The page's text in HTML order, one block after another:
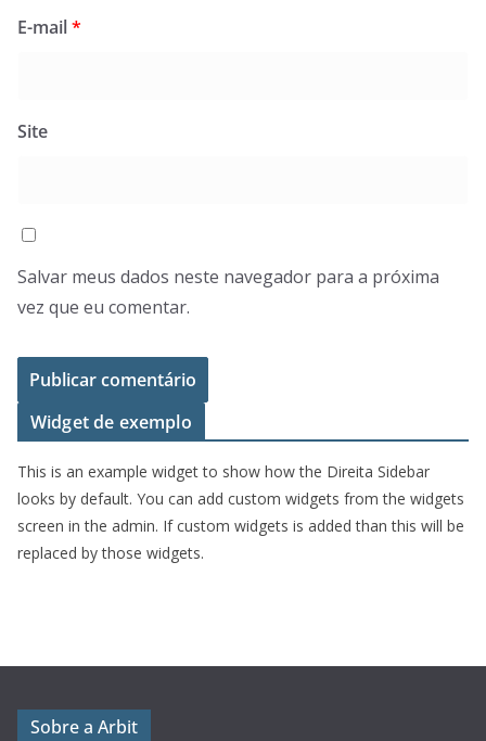
E-mail*
Site
Salvar meus dados neste navegador para a próxima
vez que eu comentar.
Widget de exemplo
This is an example widget to show how the Direita Sidebar
looks by default. You can add custom widgets from the widgets
screen in the admin. If custom widgets is added than this will be
replaced by those widgets.
Sobre a Arbit